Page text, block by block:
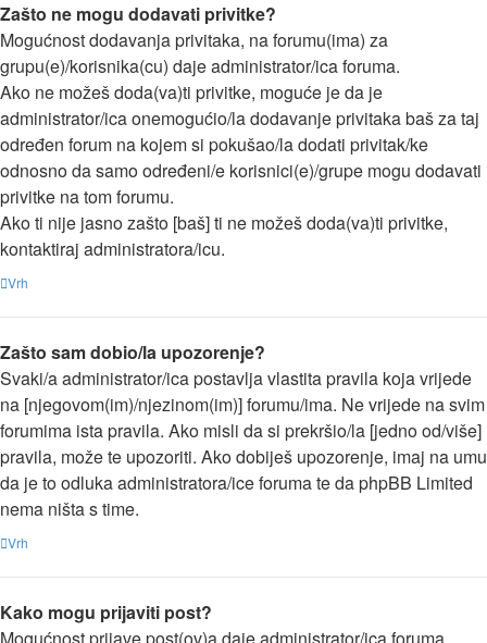
Zašto ne mogu dodavati privitke?
Mogućnost dodavanja privitaka, na forumu(ima) za
grupu(e)/korisnika(cu) daje administrator/ica foruma.
Ako ne možeš doda(va)ti privitke, moguće je da je
administrator/ica onemogućio/la dodavanje privitaka baš za taj
određen forum na kojem si pokušao/la dodati privitak/ke
odnosno da samo određeni/e korisnici(e)/grupe mogu dodavati
privitke na tom forumu.
Ako ti nije jasno zašto [baš] ti ne možeš doda(va)ti privitke,
kontaktiraj administratora/icu.
Vrh
Zašto sam dobio/la upozorenje?
Svaki/a administrator/ica postavlja vlastita pravila koja vrijede
na [njegovom(im)/njezinom(im)] forumu/ima. Ne vrijede na svim
forumima ista pravila. Ako misli da si prekršio/la [jedno od/više]
pravila, može te upozoriti. Ako dobiješ upozorenje, imaj na umu
da je to odluka administratora/ice foruma te da phpBB Limited
nema ništa s time.
Vrh
Kako mogu prijaviti post?